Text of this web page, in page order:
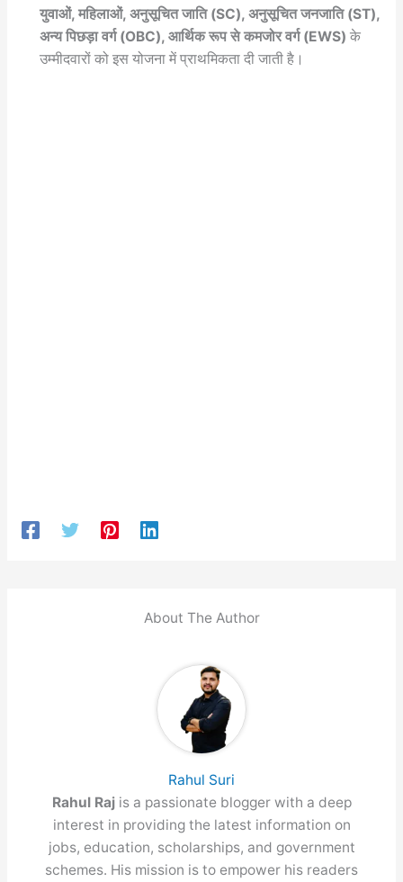
युवाओं, महिलाओं, अनुसूचित जाति (SC), अनुसूचित जनजाति (ST),
अन्य पिछड़ा वर्ग (OBC), आर्थिक रूप से कमजोर वर्ग (EWS) के
उम्मीदवारों को इस योजना में प्राथमिकता दी जाती है।
About The Author
Rahul Suri
Rahul Raj is a passionate blogger with a deep
interest in providing the latest information on
jobs, education, scholarships, and government
schemes. His mission is to empower his readers